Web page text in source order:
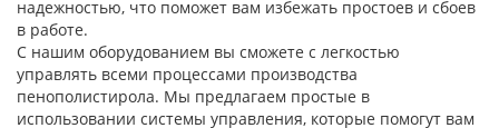
профилей из ПВХ
Экструзионная линия по
производству био-
наполнителей из
надежностью, что поможет вам избежать простоев и сбоев
в работе.
С нашим оборудованием вы сможете с легкостью
управлять всеми процессами производства
пенополистирола. Мы предлагаем простые в
использовании системы управления, которые помогут вам